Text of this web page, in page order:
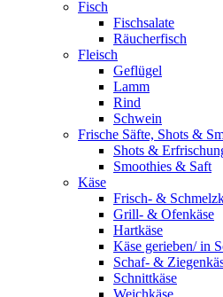
Fisch
Fischsalate
Räucherfisch
Fleisch
Geflügel
Lamm
Rind
Schwein
Frische Säfte, Shots &
Shots &
Smoothies & Saft
Käse
Frisch- &
Grill- & Ofenkäse
Hartkäse
Käse gerieben/ in
Schaf- &
Schnittkäse
Weichkäse